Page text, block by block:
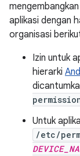
aplikasi dengan
organisasi
Izin untuk
hierarki
Untuk
/etc/